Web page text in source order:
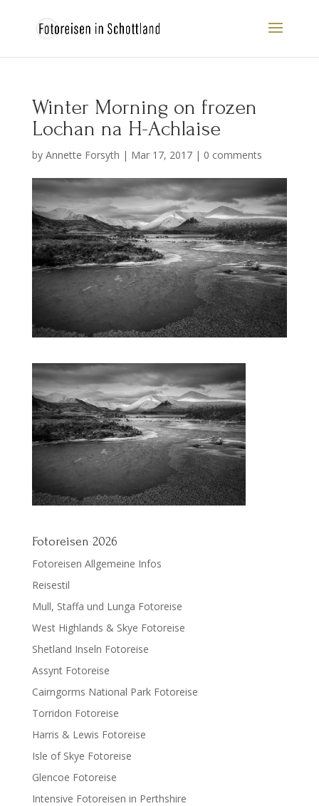
Winter Morning on frozen
Lochan na H-Achlaise
by Annette Forsyth | Mar 17, 2017| 0 comments
Fotoreisen 2026
Fotoreisen Allgemeine Infos
Reisestil
Mull, Staffa und Lunga Fotoreise
West Highlands & Skye Fotoreise
Shetland Inseln Fotoreise
Assynt Fotoreise
Cairngorms National Park Fotoreise
Torridon Fotoreise
Harris & Lewis Fotoreise
Isle of Skye Fotoreise
Glencoe Fotoreise
Intensive Fotoreisen in Perthshire